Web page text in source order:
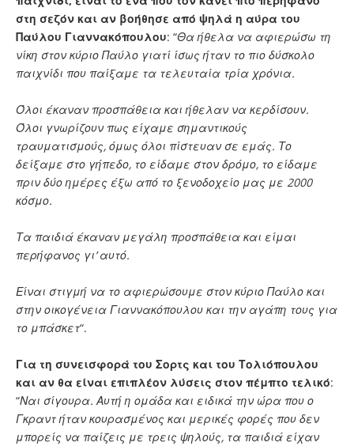
στη σεζόν και αν βοήθησε από ψηλά η αύρα του
Παύλου Γιαννακόπουλου: “Θα ήθελα να αφιερώσω τη
νίκη στον κύριο Παύλο γιατί ίσως ήταν το πιο δύσκολο
παιχνίδι που παίξαμε τα τελευταία τρία χρόνια.
Όλοι έκαναν προσπάθεια και ήθελαν να κερδίσουν.
Όλοι γνωρίζουν πως είχαμε σημαντικούς
τραυματισμούς, όμως όλοι πίστευαν σε εμάς. Το
δείξαμε στο γήπεδο, το είδαμε στον δρόμο, το είδαμε
πριν δύο ημέρες έξω από το ξενοδοχείο μας με 2000
κόσμο.
Τα παιδιά έκαναν μεγάλη προσπάθεια και είμαι
περήφανος γι’ αυτό.
Είναι στιγμή να το αφιερώσουμε στον κύριο Παύλο και
στην οικογένεια Γιαννακόπουλου και την αγάπη τους για
το μπάσκετ“.
Για τη συνεισφορά του Σορτς και του Τολιόπουλου
και αν θα είναι επιπλέον λύσεις στον πέμπτο τελικό:
“Ναι σίγουρα. Αυτή η ομάδα και ειδικά την ώρα που ο
Γκραντ ήταν κουρασμένος και μερικές φορές που δεν
μπορείς να παίζεις με τρεις ψηλούς, τα παιδιά είχαν